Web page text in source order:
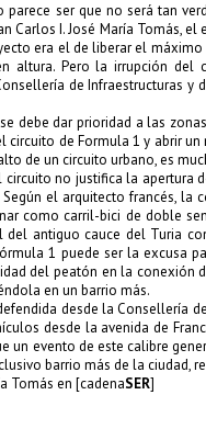
ser que no será tan
Carlos I.José María Tomás, el
era el de liberar el
altura. Pero la irrupción
de Infraestructuras
debe dar prioridad a las
circuito de Formula 1 y abrir
de un circuito urbano, es
circuito no justifica la apertura
el arquitecto francés,
como carril-bici de doble
antiguo cauce del Turia
1 puede ser la excusa
del peatón en la conexión
en un barrio más.
desde la Consellería
desde la avenida de
un evento de este calibre
barrio más de la ciudad,
Tomás en [cadenaSER]